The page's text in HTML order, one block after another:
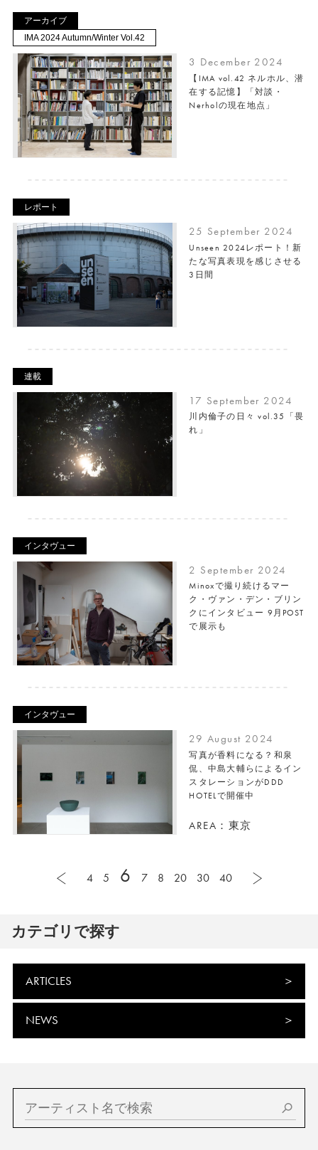
アーカイブ
IMA 2024 Autumn/Winter Vol.42
3 December 2024
【IMA vol.42 ネルホル、潜
在する記憶】「対談・
Nerholの現在地点」
レポート
25 September 2024
Unseen 2024レポート！新
たな写真表現を感じさせる
3日間
連載
17 September 2024
川内倫子の日々 vol.35「畏
れ」
インタヴュー
2 September 2024
Minoxで撮り続けるマー
ク・ヴァン・デン・ブリン
クにインタビュー 9月POST
で展示も
インタヴュー
29 August 2024
写真が香料になる？和泉
侃、中島大輔らによるイン
スタレーションがDDD
HOTELで開催中
AREA：東京
4 5 6 7 8 20 30 40
カテゴリで探す
ARTICLES
NEWS